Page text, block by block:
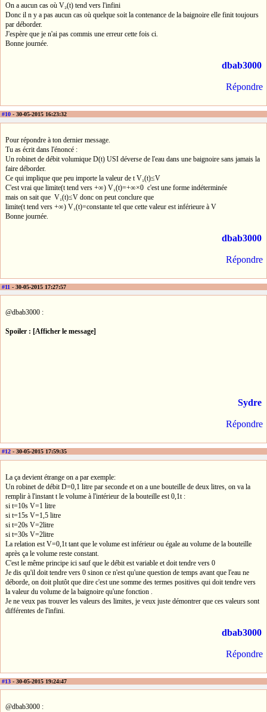
On a aucun cas où V₂(t) tend vers l'infini
Donc il n y a pas aucun cas où quelque soit la contenance de la baignoire elle finit toujours
par déborder.
J'espère que je n'ai pas commis une erreur cette fois ci.
Bonne journée.
dbab3000
Répondre
#10 - 30-05-2015 16:23:32
Pour répondre à ton dernier message.
Tu as écrit dans l'énoncé :
Un robinet de débit volumique D(t) USI déverse de l'eau dans une baignoire sans jamais la
faire déborder.
Ce qui implique que peu importe la valeur de t V₁(t)≤V
C'est vrai que limite(t tend vers +∞) V₁(t)=+∞×0 c'est une forme indéterminée
mais on sait que V₁(t)≤V donc on peut conclure que
limite(t tend vers +∞) V₁(t)=constante tel que cette valeur est inférieure à V
Bonne journée.
dbab3000
Répondre
#11 - 30-05-2015 17:27:57
@dbab3000 :
Spoiler : [Afficher le message]
Sydre
Répondre
#12 - 30-05-2015 17:59:35
La ça devient étrange on a par exemple:
Un robinet de débit D=0,1 litre par seconde et on a une bouteille de deux litres, on va la
remplir à l'instant t le volume à l'intérieur de la bouteille est 0,1t :
si t=10s V=1 litre
si t=15s V=1,5 litre
si t=20s V=2litre
si t=30s V=2litre
La relation est V=0,1t tant que le volume est inférieur ou égale au volume de la bouteille
après ça le volume reste constant.
C'est le même principe ici sauf que le débit est variable et doit tendre vers 0
Je dis qu'il doit tendre vers 0 sinon ce n'est qu'une question de temps avant que l'eau ne
déborde, on doit plutôt que dire c'est une somme des termes positives qui doit tendre vers
la valeur du volume de la baignoire qu'une fonction .
Je ne veux pas trouver les valeurs des limites, je veux juste démontrer que ces valeurs sont
différentes de l'infini.
dbab3000
Répondre
#13 - 30-05-2015 19:24:47
@dbab3000 :